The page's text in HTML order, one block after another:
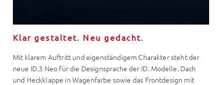
Klar gestaltet. Neu gedacht.
Mit klarem Auftritt und eigenständigem Charakter steht der
neue ID.3 Neo für die Designsprache der ID. Modelle. Dach
und Heckklappe in Wagenfarbe sowie das Frontdesign mit